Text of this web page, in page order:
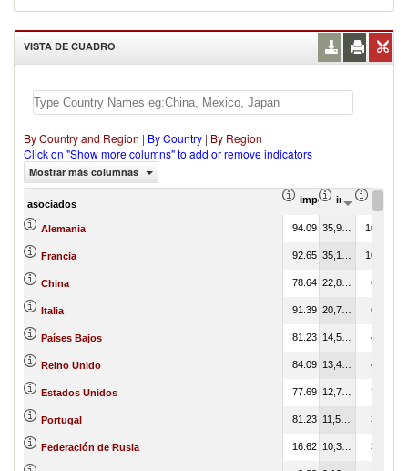
VISTA DE CUADRO
By Country and Region | By Country | By Region
Click on "Show more columns" to add or remove indicators
Mostrar más columnas
asociados importaciónimportación
Alemania 94.09 10.85
Francia 92.65 10.60
China 78.64 6.90
Italia 91.39 6.26
Países Bajos 81.23 4.38
Reino Unido 84.09 4.06
Estados Unidos 77.69 3.83
Portugal 81.23 3.47
Federación de Rusia 16.62 3.13